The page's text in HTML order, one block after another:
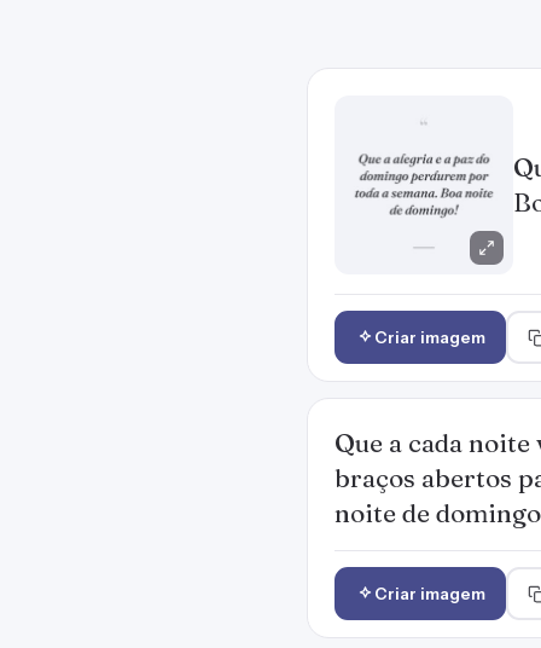
Criar imagem
Que a cada noite
braços abertos
noite de
Criar imagem